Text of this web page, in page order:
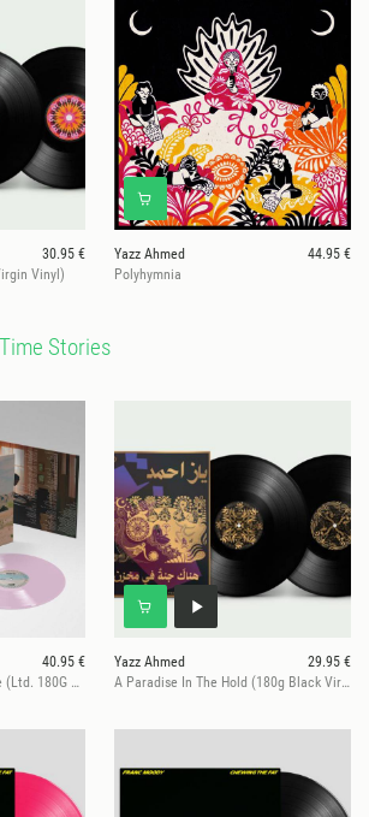
30.95 €
Vinyl)
Yazz Ahmed
44.95 €
Polyhymnia
Stories
40.95 €
we're having a barn dance (Ltd. 180G Lilac Vinyl)
Yazz Ahmed
29.95 €
A Paradise In The Hold (180g Black Virgin Vinyl)